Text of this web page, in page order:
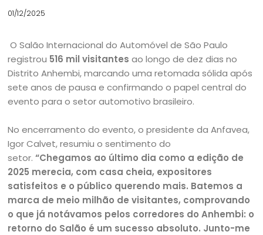
01/12/2025
O Salão Internacional do Automóvel de São Paulo
registrou 516 mil visitantes ao longo de dez dias no
Distrito Anhembi, marcando uma retomada sólida após
sete anos de pausa e confirmando o papel central do
evento para o setor automotivo brasileiro.
No encerramento do evento, o presidente da Anfavea,
Igor Calvet, resumiu o sentimento do
setor.“Chegamos ao último dia como a edição de
2025 merecia, com casa cheia, expositores
satisfeitos e o público querendo mais. Batemos a
marca de meio milhão de visitantes, comprovando
o que já notávamos pelos corredores do Anhembi: o
retorno do Salão é um sucesso absoluto. Junto-me